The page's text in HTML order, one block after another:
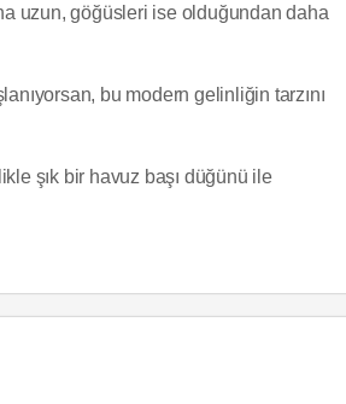
uzun, göğüsleri ise olduğundan daha
bu modern gelinliğin tarzını
şık bir havuz başı düğünü ile